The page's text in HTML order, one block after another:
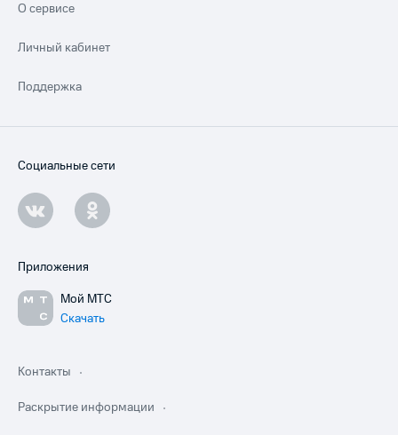
О сервисе
Личный кабинет
Поддержка
Социальные сети
Приложения
Мой МТС
Скачать
Контакты
Раскрытие информации